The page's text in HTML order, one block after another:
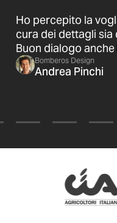
Ho percepito la
cura dei dettagli sia
Buon dialogo
Bomberos Design
Andrea Pinchi